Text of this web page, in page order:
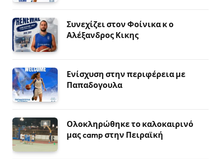
Συνεχίζει στον Φοίνικα κ ο
Αλέξανδρος Κικης
Ενίσχυση στην περιφέρεια με
Παπαδογουλα
Ολοκληρώθηκε το καλοκαιρινό
μας camp στην Πειραϊκή